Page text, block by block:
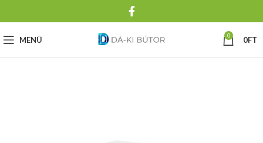
MENÜ 0 0FT